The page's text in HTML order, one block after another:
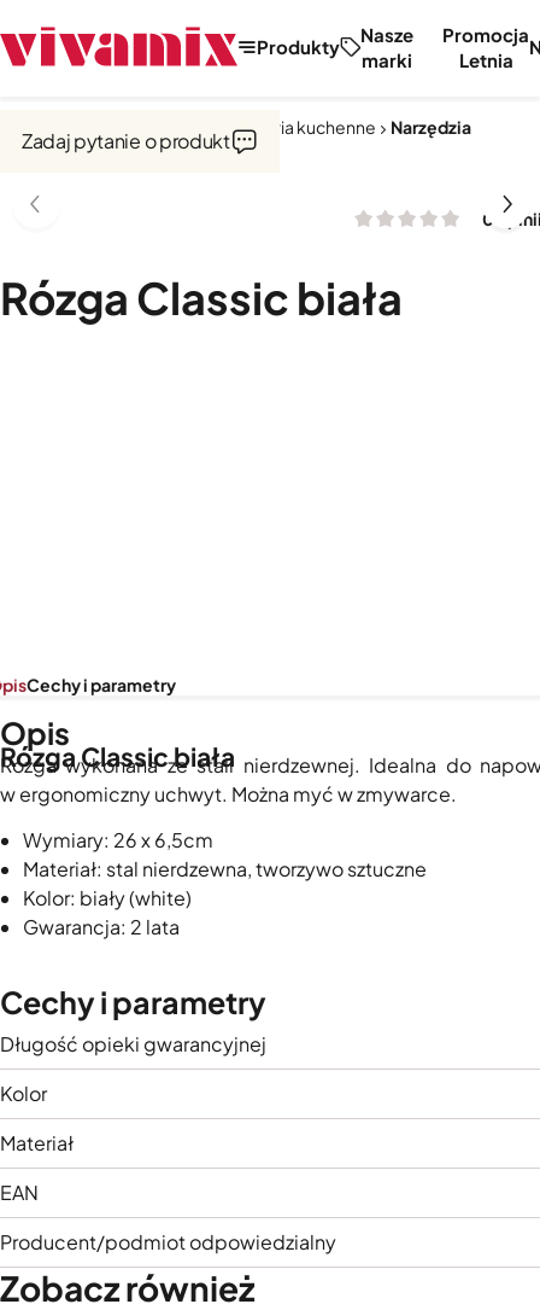
Produkty
Nasze
marki
Promocja
Letnia
Narzędzia i akcesoria kuchenne Narzędzia
0
Rózga Classic biała
Zadaj pytanie o produkt
Rózga Classic biała
Cechy i parametry
Opis
Rózga wykonana ze stali nierdzewnej. Idealna do
w ergonomiczny uchwyt. Można myć w zmywarce.
Wymiary: 26 x 6,5cm
Materiał: stal nierdzewna, tworzywo sztuczne
Kolor: biały (white)
Gwarancja: 2 lata
Cechy i parametry
Długość opieki gwarancyjnej
Kolor
Materiał
EAN
Producent/podmiot odpowiedzialny
Zobacz również